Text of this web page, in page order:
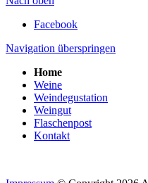
Facebook
Navigation überspringen
Home
Weine
Weindegustation
Weingut
Flaschenpost
Kontakt